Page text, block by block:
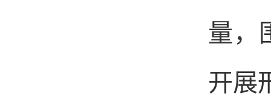
量，
开展